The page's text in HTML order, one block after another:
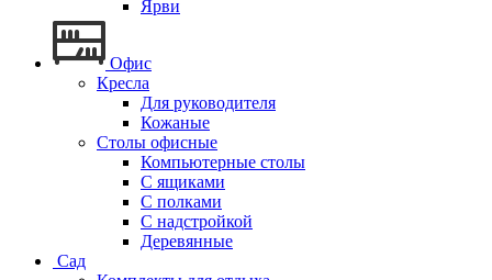
Ярви
Офис
Кресла
Для руководителя
Кожаные
Столы офисные
Компьютерные столы
С ящиками
С полками
С надстройкой
Деревянные
Сад